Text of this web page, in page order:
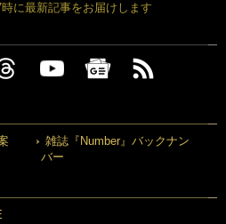
に最新記事をお届けします
雑誌『Number』バックナン
バー